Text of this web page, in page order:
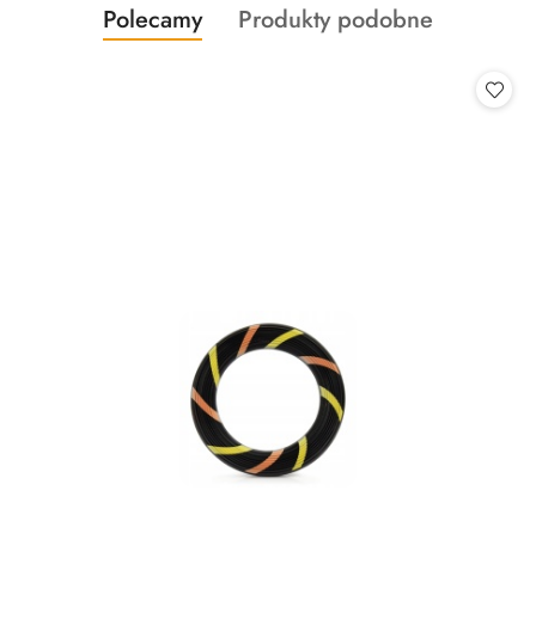
Pomiń karuzelę produktów
Produkty
o
Polecamy
Produkty
Produkty podobne